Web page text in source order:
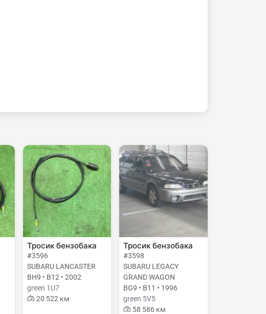
Тросик бензобака
#3596
SUBARU LANCASTER
BH9 • B12 • 2002
green 1U7
20 522 км
Тросик бензобака
#3598
SUBARU LEGACY
GRAND WAGON
BG9 • B11 • 1996
green 5V5
58 586 км